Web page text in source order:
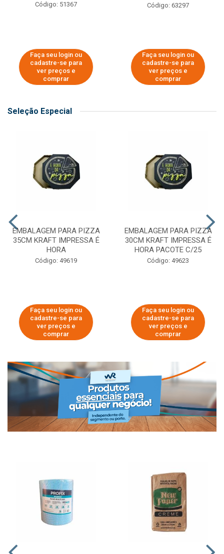
Código: 51367
Faça seu login ou
cadastre-se para
ver preços e
comprar
Código: 63297
Faça seu login ou
cadastre-se para
ver preços e
comprar
Seleção Especial
EMBALAGEM PARA PIZZA
35CM KRAFT IMPRESSA É
HORA
Código: 49619
Faça seu login ou
cadastre-se para
ver preços e
comprar
EMBALAGEM PARA PIZZA
30CM KRAFT IMPRESSA É
HORA PACOTE C/25
Código: 49623
Faça seu login ou
cadastre-se para
ver preços e
comprar